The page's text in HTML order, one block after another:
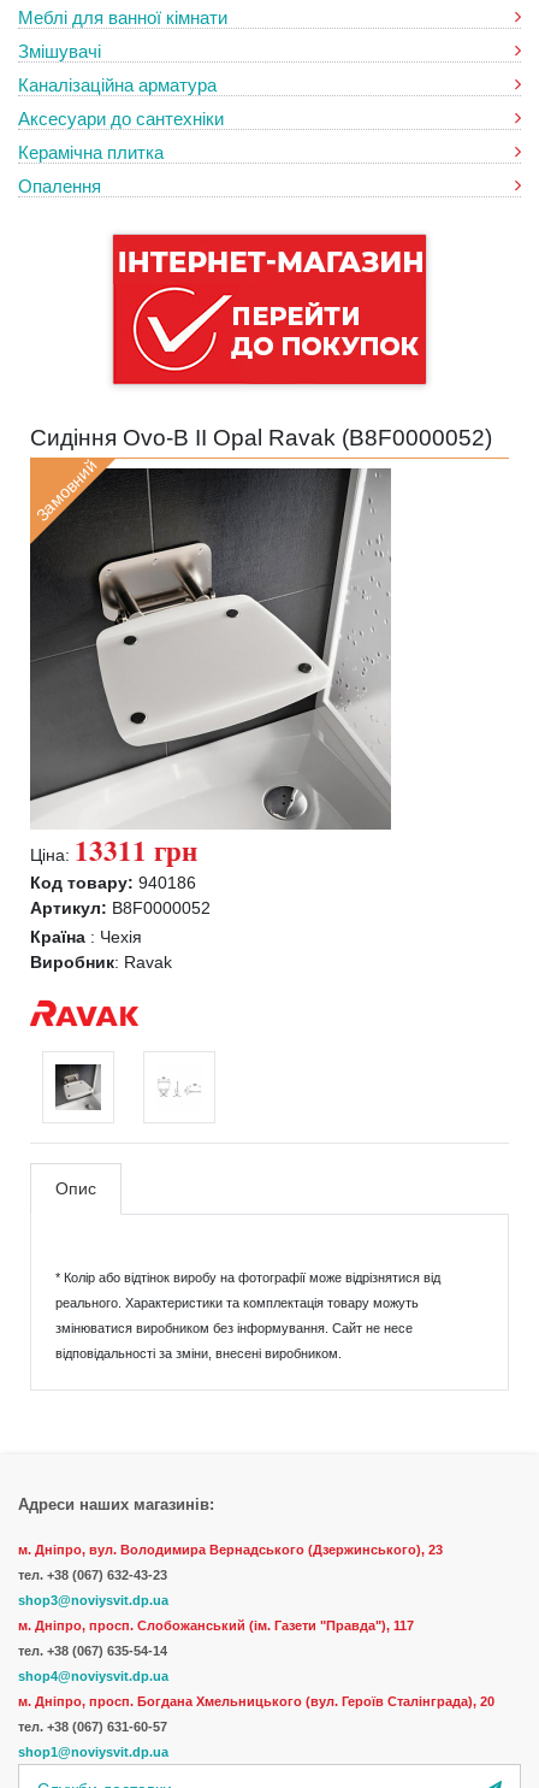
Меблі для ванної кімнати
Змішувачі
Каналізаційна арматура
Аксесуари до сантехніки
Керамічна плитка
Опалення
Сидіння Ovo-B II Opal Ravak (B8F0000052)
Замовний
Ціна: 13311 грн
Код товару: 940186
Артикул: B8F0000052
Країна : Чехія
Виробник: Ravak
Опис
* Колір або відтінок виробу на фотографії може відрізнятися від
реального. Характеристики та комплектація товару можуть
змінюватися виробником без інформування. Сайт не несе
відповідальності за зміни, внесені виробником.
Адреси наших магазинів:
м. Дніпро, вул. Володимира Вернадського (Дзержинського), 23
тел. +38 (067) 632-43-23
shop3@noviysvit.dp.ua
м. Дніпро, просп. Слобожанський (ім. Газети "Правда"), 117
тел. +38 (067) 635-54-14
shop4@noviysvit.dp.ua
м. Дніпро, просп. Богдана Хмельницького (вул. Героїв Сталінграда), 20
тел. +38 (067) 631-60-57
shop1@noviysvit.dp.ua